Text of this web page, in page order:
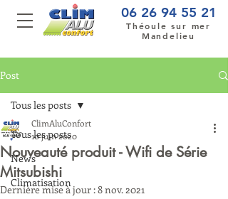
06 26 94 55 21
Théoule sur mer
Mandelieu
Post
Tous les posts
News
Climatisation
Tous les posts
Nouveauté produit - Wifi de Série
Mitsubishi
ClimAluConfort
10 juin 2020
Dernière mise à jour :8 nov. 2021